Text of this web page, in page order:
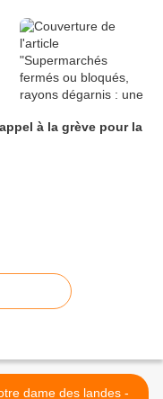
à la grève pour la
dame des landes -